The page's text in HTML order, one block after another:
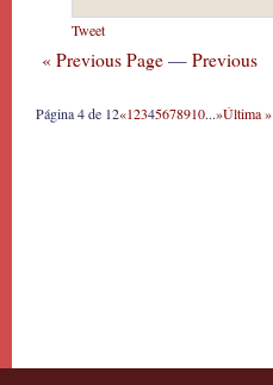
Tweet
« Previous Page — Previous
Página 4 de 12«12345678910...»Última »